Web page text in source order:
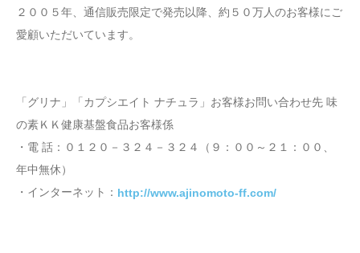
２００５年、通信販売限定で発売以降、約５０万人のお客様にご
愛顧いただいています。
「グリナ」「カプシエイト ナチュラ」お客様お問い合わせ先 味
の素ＫＫ健康基盤食品お客様係
・電 話：０１２０－３２４－３２４（９：００～２１：００、
年中無休）
・インターネット： http://www.ajinomoto-ff.com/